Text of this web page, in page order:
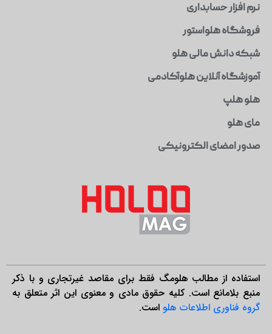
نرم افزار حسابداری
فروشگاه هلواستور
شبکه دانش مالی هلو
آموزشگاه آنلاین هلوآکادمی
هلو هلپ
مای هلو
صدور امضای الکترونیکی
استفاده از مطالب هلومگ فقط برای مقاصد غیرتجاری و با ذکر
منبع بلامانع است. کلیه حقوق مادی و معنوی این اثر متعلق به
گروه فناوری اطلاعات هلو است.